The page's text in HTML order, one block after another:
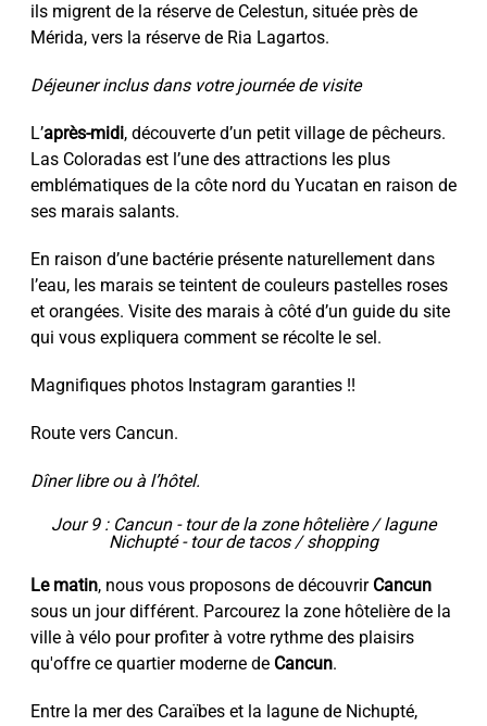
ils migrent de la réserve de Celestun, située près de
Mérida, vers la réserve de Ria Lagartos.
Déjeuner inclus dans votre journée de visite
L’après-midi, découverte d’un petit village de pêcheurs.
Las Coloradas est l’une des attractions les plus
emblématiques de la côte nord du Yucatan en raison de
ses marais salants.
En raison d’une bactérie présente naturellement dans
l’eau, les marais se teintent de couleurs pastelles roses
et orangées. Visite des marais à côté d’un guide du site
qui vous expliquera comment se récolte le sel.
Magnifiques photos Instagram garanties !!
Route vers Cancun.
Dîner libre ou à l’hôtel.
Jour 9 : Cancun - tour de la zone hôtelière / lagune
Nichupté - tour de tacos / shopping
Le matin, nous vous proposons de découvrir Cancun
sous un jour différent. Parcourez la zone hôtelière de la
ville à vélo pour profiter à votre rythme des plaisirs
qu'offre ce quartier moderne de Cancun.
Entre la mer des Caraïbes et la lagune de Nichupté,